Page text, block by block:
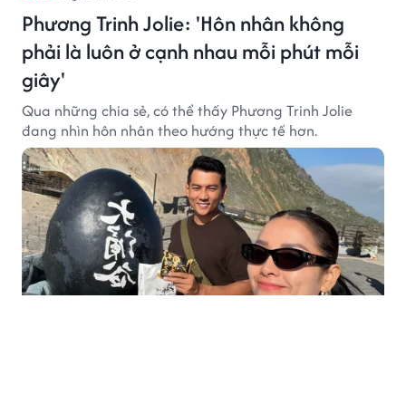
Phương Trinh Jolie: 'Hôn nhân không
phải là luôn ở cạnh nhau mỗi phút mỗi
giây'
Qua những chia sẻ, có thể thấy Phương Trinh Jolie
đang nhìn hôn nhân theo hướng thực tế hơn.